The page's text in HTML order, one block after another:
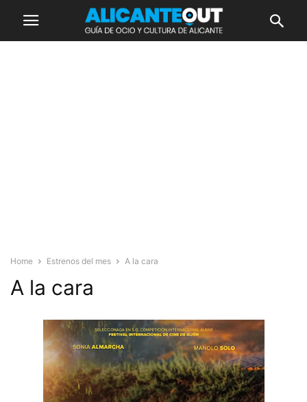
Home Estrenos del mes A la cara
A la cara